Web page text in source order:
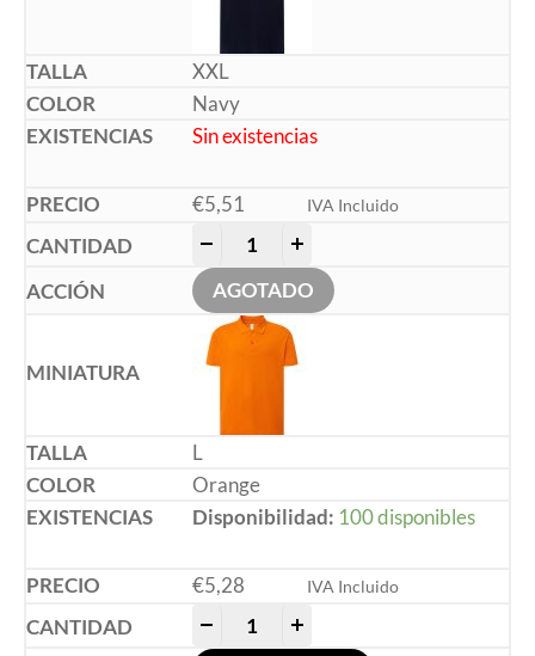
XXL
Navy
Sin existencias
€5,51 IVA Incluido
AGOTADO
L
Orange
Disponibilidad: 100 disponibles
€5,28 IVA Incluido